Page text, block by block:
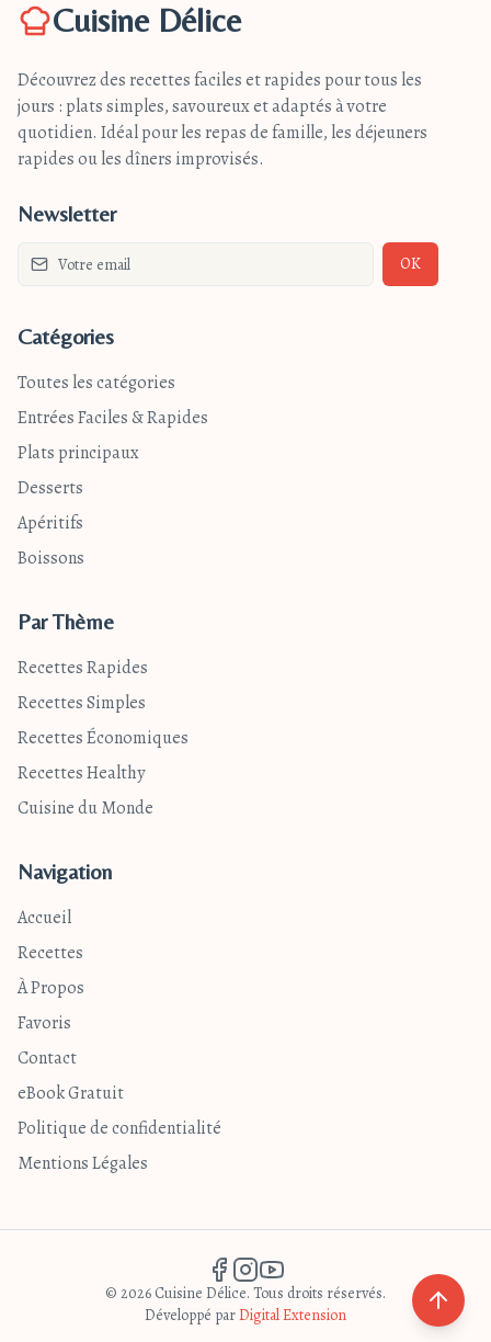
Cuisine Délice
Découvrez des recettes faciles et rapides pour tous les
jours : plats simples, savoureux et adaptés à votre
quotidien. Idéal pour les repas de famille, les déjeuners
rapides ou les dîners improvisés.
Newsletter
OK
Catégories
Toutes les catégories
Entrées Faciles & Rapides
Plats principaux
Desserts
Apéritifs
Boissons
Par Thème
Recettes Rapides
Recettes Simples
Recettes Économiques
Recettes Healthy
Cuisine du Monde
Navigation
Accueil
Recettes
À Propos
Favoris
Contact
eBook Gratuit
Politique de confidentialité
Mentions Légales
© 2026 Cuisine Délice. Tous droits réservés.
Développé parDigital Extension